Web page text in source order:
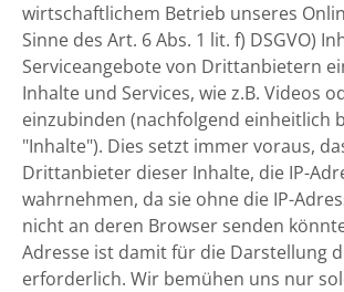
wirtschaftlichem Betrieb unseres
Sinne des Art. 6 Abs. 1 lit. f) DSGVO)
Serviceangebote von Drittanbietern
Inhalte und Services, wie z.B. Videos
einzubinden (nachfolgend einheitlich
"Inhalte"). Dies setzt immer voraus,
Drittanbieter dieser Inhalte, die IP-
wahrnehmen, da sie ohne die IP-
nicht an deren Browser senden
Adresse ist damit für die Darstellung
erforderlich. Wir bemühen uns nur